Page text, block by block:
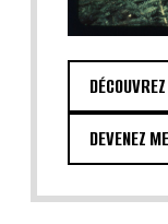
DEVENEZ